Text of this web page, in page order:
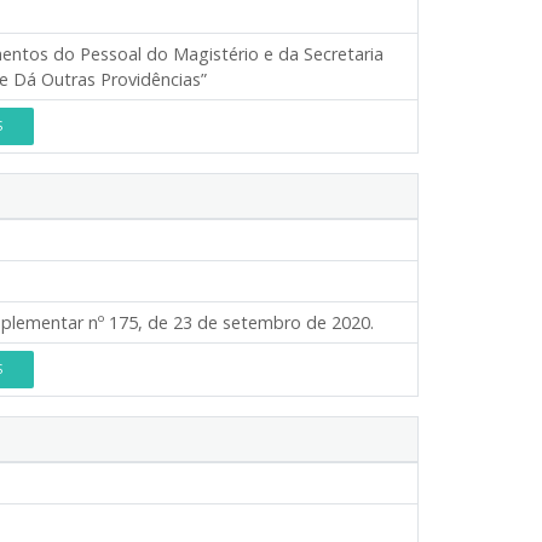
do Pessoal do Magistério e da Secretaria
Dá Outras Providências”
nº 175, de 23 de setembro de 2020.